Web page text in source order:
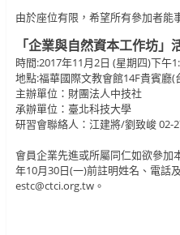
由於座位有限，希望所有參加者能
「企業與自然資本工作坊」
時間:2017年11月2日 (星期四)下午
地點:福華國際文教會館14F貴賓廳
主辦單位：財團法人中技社
承辦單位：臺北科技大學
研習會聯絡人：江建將/劉致峻 02-
會員企業先進或所屬同仁如欲參加
年10月30日(一)前註明姓名、電話
estc@ctci.org.tw。